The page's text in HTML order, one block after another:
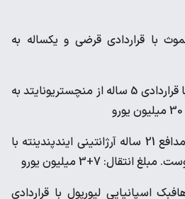
با قراردادی قرضی و یکساله به
رسمی؛ اسکات مک‌تامینی با قراردادی 5 ساله از منچستریونایتد به
رسمی؛ توماس پالاسیوس مدافع 21 ساله آرژانتینی ایندپندینته با
اسپانیایی لیورپول با قراردادی